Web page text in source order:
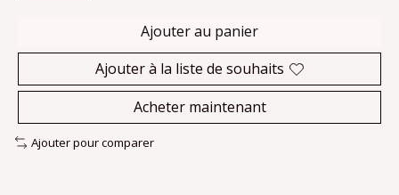
Ajouter au panier
Ajouter à la liste de souhaits
Acheter maintenant
Ajouter pour comparer